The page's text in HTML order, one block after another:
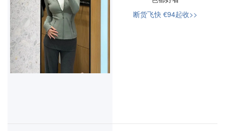
断货飞快 €94起收>>